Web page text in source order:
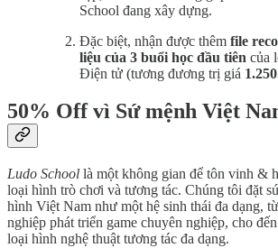
School đang xây dựng.
Đặc biệt, nhận được thêm file
liệu của 3 buổi học đầu tiên của
Điện tử (tương đương trị giá
50% Off vì Sứ mệnh Việt
Ludo School là một không gian để tôn vinh &
loại hình trò chơi và tương tác. Chúng tôi đặt
hình Việt Nam như một hệ sinh thái đa dạng,
nghiệp phát triển game chuyên nghiệp, cho
loại hình nghệ thuật tương tác đa dạng.